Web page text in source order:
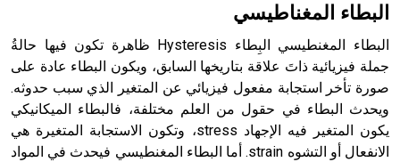
- هل تعلم أن الأبجدية الكنعانية تتألف من /22/ علامة كتابية
sign تكتب منفصلة غير متصلة، وتعتمد المبدأ الأكوروفوني،
حيث تقتصر القيمة الصوتية للعلامة الك
البطاء المغناطيسي
البطاء المغنطيسي البِطاء Hysteresis ظاهرة تكون فيها حالةُ
جملة فيزيائية ذاتَ علاقة بتاريخها السابق، ويكون البطاء عادة على
صورة تأخر استجابة مفعول فيزيائي عن المتغير الذي سبب حدوثه.
ويحدث البطاء في حقول من العلم مختلفة، فالبطاء الميكانيكي
يكون المتغير فيه الإجهاد stress، وتكون الاستجابة المتغيرة هي
الانفعال أو التشوه strain. أما البطاء المغنطيسي فيحدث في المواد